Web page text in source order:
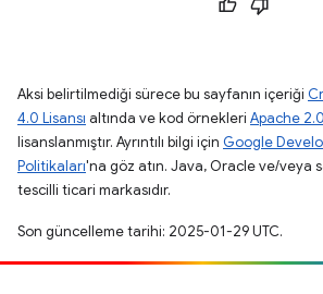
Aksi belirtilmediği sürece bu sayfanın içeriği
4.0 Lisansı altında ve kod örnekleri Apache
lisanslanmıştır. Ayrıntılı bilgi için Google
Politikaları'na göz atın. Java, Oracle ve/veya
tescilli ticari markasıdır.
Son güncelleme tarihi: 2025-01-29 UTC.